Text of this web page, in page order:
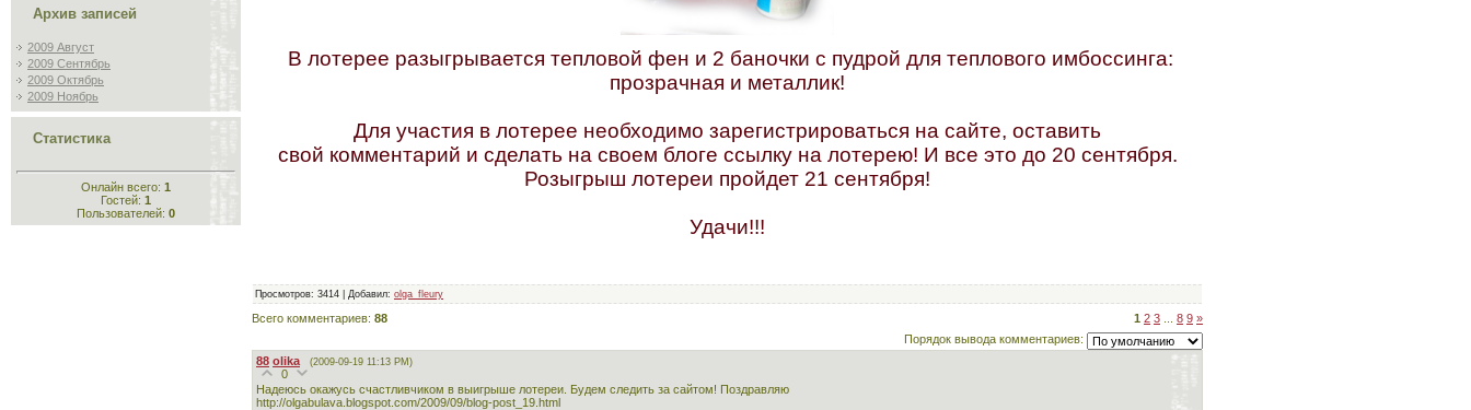
Архив записей
2009 Август
2009 Сентябрь
2009 Октябрь
2009 Ноябрь
Статистика
Онлайн всего: 1
Гостей: 1
Пользователей: 0
В лотерее разыгрывается тепловой фен и 2 баночки с пудрой для теплового имбоссинга:
прозрачная и металлик!
Для участия в лотерее необходимо зарегистрироваться на сайте, оставить
свой комментарий и сделать на своем блоге ссылку на лотерею! И все это до 20 сентября.
Розыгрыш лотереи пройдет 21 сентября!
Удачи!!!
Просмотров: 3414 | Добавил: olga_fleury
Всего комментариев: 88 1 2 3 8 9 »
Порядок вывода комментариев:
88 olika (2009-09-19 11:13 PM)
0
Надеюсь окажусь счастливчиком в выигрыше лотереи. Будем следить за сайтом! Поздравляю
http://olgabulava.blogspot.com/2009/09/blog-post_19.html